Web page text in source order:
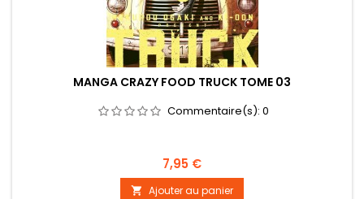
MANGA CRAZY FOOD TRUCK TOME 03
Commentaire(s): 0
Prix
7,95 €
 Ajouter au panier